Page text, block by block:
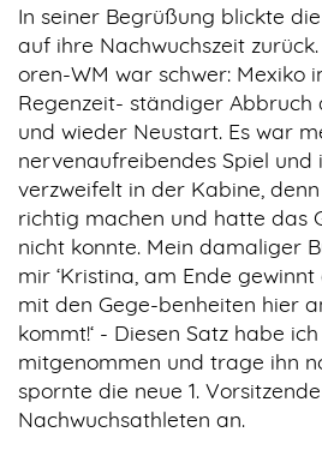
In seiner Begrüßung blickte
auf ihre Nachwuchszeit
oren-WM war schwer: Mexiko
Regenzeit- ständiger
und wieder Neustart. Es war
nervenaufreibendes Spiel und
verzweifelt in der Kabine,
richtig machen und hatte das
nicht konnte. Mein damaliger
mir ‘Kristina, am Ende
mit den Gege-benheiten hier
kommt!‘ - Diesen Satz habe
mitgenommen und trage ihn
spornte die neue 1.
Nachwuchsathleten an.